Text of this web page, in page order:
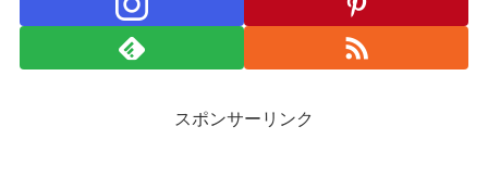
スポンサーリンク